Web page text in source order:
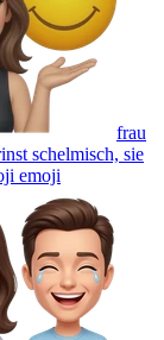
frau
schelmisch, sie
emoji